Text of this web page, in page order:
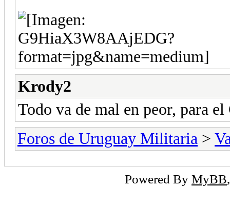
Krody2
Todo va de mal en peor, para
Foros de Uruguay Militaria >
Powered By MyBB